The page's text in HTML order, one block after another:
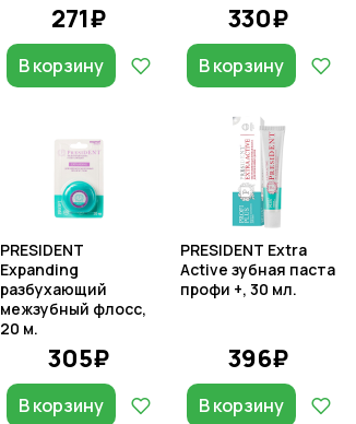
271₽
В корзину
330₽
В корзину
PRESIDENT
Expanding
разбухающий
межзубный флосс,
20 м.
305₽
В корзину
PRESIDENT Extra
Active зубная паста
профи +, 30 мл.
396₽
В корзину